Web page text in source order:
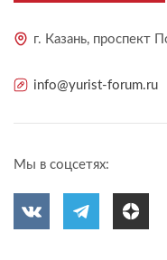
г. Казань, проспект
info@yurist-forum.ru
Мы в соцсетях: